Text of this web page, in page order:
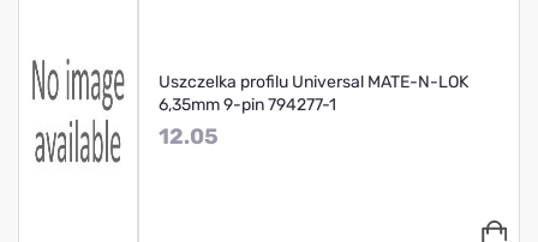
Uszczelka profilu Universal MATE-N-LOK
6,35mm 9-pin 794277-1
12.05